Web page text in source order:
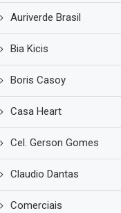
Auriverde Brasil
Bia Kicis
Boris Casoy
Casa Heart
Cel. Gerson Gomes
Claudio Dantas
Comerciais